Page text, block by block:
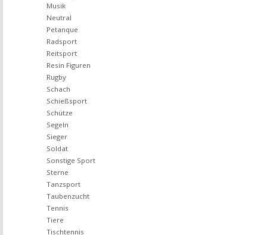
Musik
Neutral
Petanque
Radsport
Reitsport
Resin Figuren
Rugby
Schach
Schießsport
Schütze
Segeln
Sieger
Soldat
Sonstige Sport
Sterne
Tanzsport
Taubenzucht
Tennis
Tiere
Tischtennis